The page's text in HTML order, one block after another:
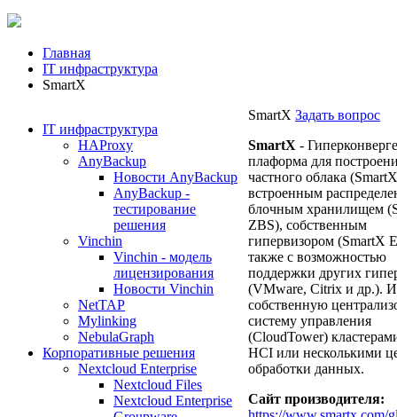
Главная
IT инфраструктура
SmartX
IT инфраструктура
HAProxy
AnyBackup
Новости AnyBackup
AnyBackup -
тестирование
решения
Vinchin
Vinchin - модель
лицензирования
Новости Vinchin
NetTAP
Mylinking
NebulaGraph
Корпоративные решения
Nextcloud Enterprise
Nextcloud Files
Nextcloud Enterprise
SmartX Задать вопрос
SmartX -
плаформа для
частного облака
встроенным
блочным хранилищем
ZBS), собственным
гипервизором (SmartX
также с возможностью
поддержки других
(VMware, Citrix и др.).
собственную
систему управления
(CloudTower)
HCI или несколькими
обработки данных.
Сайт производителя: